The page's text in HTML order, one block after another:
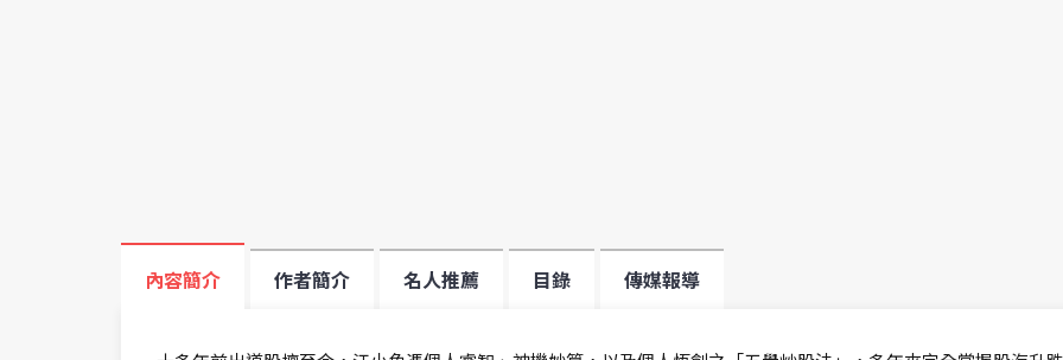
內容簡介 作者簡介 名人推薦 目錄 傳媒報導